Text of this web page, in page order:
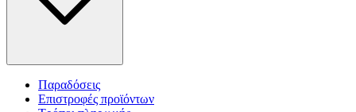
Παραδόσεις
Επιστροφές προϊόντων